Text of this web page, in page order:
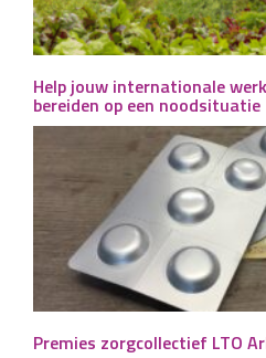
Help jouw internationale
bereiden op een noodsituatie
Premies zorgcollectief LTO